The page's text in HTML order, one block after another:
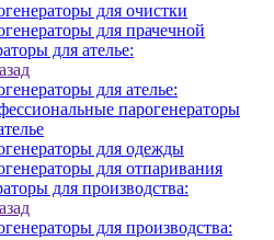
для очистки
для прачечной
для ателье:
для ателье:
парогенераторы
для одежды
для отпаривания
для производства:
для производства: